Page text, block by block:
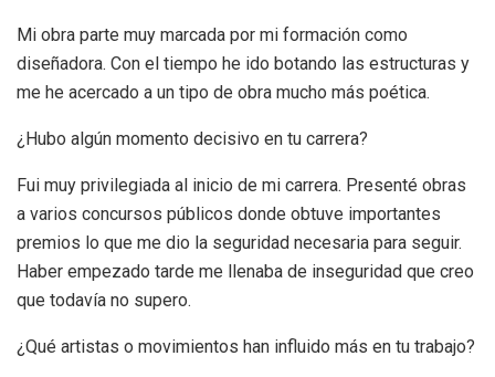
Mi obra parte muy marcada por mi formación como
diseñadora. Con el tiempo he ido botando las estructuras y
me he acercado a un tipo de obra mucho más poética.
¿Hubo algún momento decisivo en tu carrera?
Fui muy privilegiada al inicio de mi carrera. Presenté obras
a varios concursos públicos donde obtuve importantes
premios lo que me dio la seguridad necesaria para seguir.
Haber empezado tarde me llenaba de inseguridad que creo
que todavía no supero.
¿Qué artistas o movimientos han influido más en tu trabajo?